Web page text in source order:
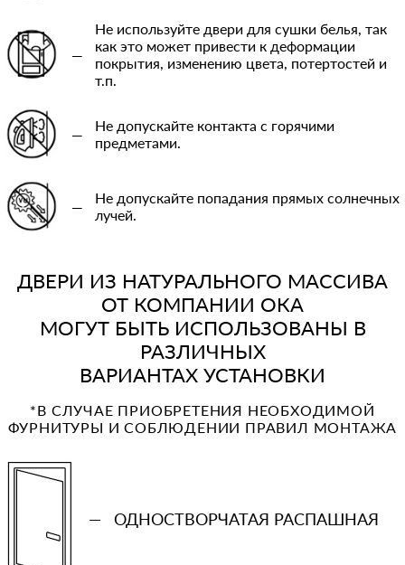
—
Не используйте двери для сушки белья, так
как это может привести к деформации
покрытия, изменению цвета, потертостей и
т.п.
—
Не допускайте контакта с горячими
предметами.
—
Не допускайте попадания прямых солнечных
лучей.
ДВЕРИ ИЗ НАТУРАЛЬНОГО МАССИВА
ОТ КОМПАНИИ ОКА
МОГУТ БЫТЬ ИСПОЛЬЗОВАНЫ В
РАЗЛИЧНЫХ
ВАРИАНТАХ УСТАНОВКИ
*В СЛУЧАЕ ПРИОБРЕТЕНИЯ НЕОБХОДИМОЙ
ФУРНИТУРЫ И СОБЛЮДЕНИИ ПРАВИЛ МОНТАЖА
— ОДНОСТВОРЧАТАЯ РАСПАШНАЯ